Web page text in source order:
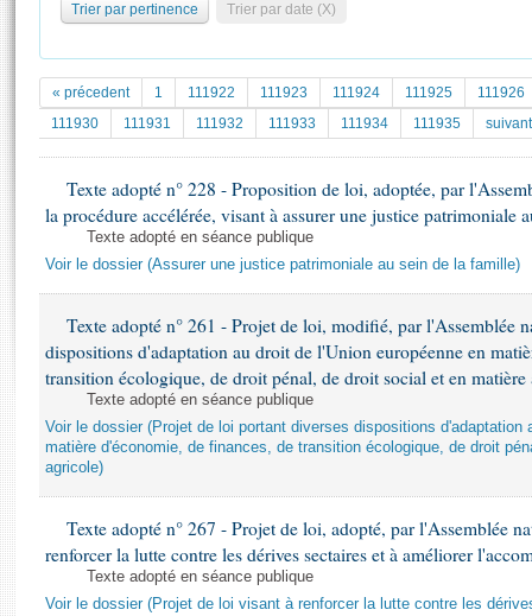
Documents parlementaires
Projets de loi
Textes adoptés
Rapports d'information
Rapports législatifs
Rapports sur l'application des lois
Baromètre de l’application des lois
Dossiers législatifs
Questions écrites et orales
Comptes rendus des débats
Transparence et déontologie
Histoire
Juniors
Anciennes législatures
Liens vers les sites publics
Les archives
Contacts et plan d'accès
Trier par pertinence Trier par date (X)
« précedent 1 111922 111923 111924 111925
111926
111930
111931 111932 111933 111934 111935
Texte adopté n° 228 - Proposition de loi, adoptée, par
la procédure accélérée, visant à assurer une justice patrimoniale
Texte adopté en séance publique
Voir le dossier (Assurer une justice patrimoniale au sein de la famille)
Texte adopté n° 261 - Projet de loi, modifié, par l'Assemblée
dispositions d'adaptation au droit de l'Union européenne en
transition écologique, de droit pénal, de droit social et en matière
Texte adopté en séance publique
Voir le dossier (Projet de loi portant diverses dispositions d'adaptation
matière d'économie, de finances, de transition écologique, de droit
agricole)
Texte adopté n° 267 - Projet de loi, adopté, par l'Assemblée
renforcer la lutte contre les dérives sectaires et à améliorer
Texte adopté en séance publique
Voir le dossier (Projet de loi visant à renforcer la lutte contre les